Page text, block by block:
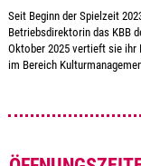
Seit Beginn der Spielzeit
Betriebsdirektorin das KBB
Oktober 2025 vertieft sie ihr
im Bereich